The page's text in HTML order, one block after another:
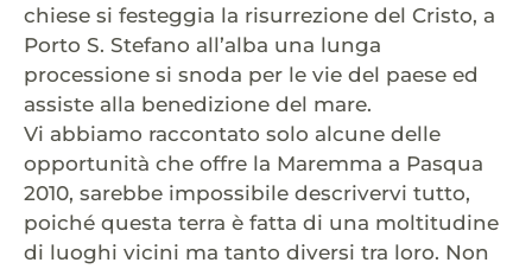
chiese si festeggia la risurrezione del Cristo, a
Porto S. Stefano all’alba una lunga
processione si snoda per le vie del paese ed
assiste alla benedizione del mare.
Vi abbiamo raccontato solo alcune delle
opportunità che offre la Maremma a Pasqua
2010, sarebbe impossibile descrivervi tutto,
poiché questa terra è fatta di una moltitudine
di luoghi vicini ma tanto diversi tra loro. Non